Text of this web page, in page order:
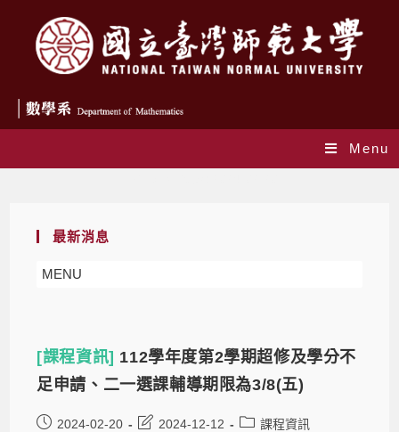
Menu
最新消息
MENU
[課程資訊] 112學年度第2學期超修及學分不
足申請、二一選課輔導期限為3/8(五)
2024-02-20 2024-12-12 課程資訊